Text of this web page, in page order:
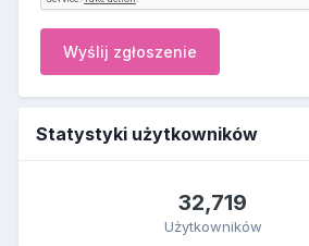
Wyślij zgłoszenie
Statystyki użytkowników
32,719
Użytkowników